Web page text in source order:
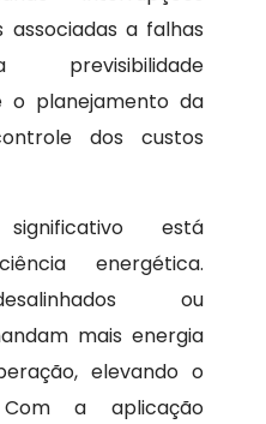
associadas a falhas
previsibilidade
o planejamento da
dos custos
está
energética.
ou
mais energia
elevando o
a aplicação